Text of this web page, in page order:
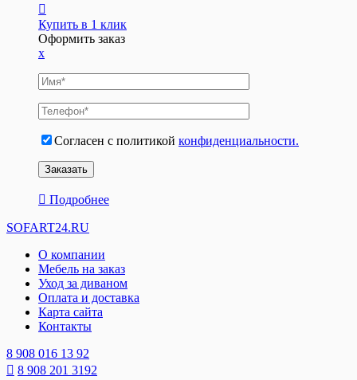
Купить в 1 клик
Оформить заказ
x
Согласен с политикой конфиденциальности.
Подробнее
SOFART24.RU
О компании
Мебель на заказ
Уход за диваном
Оплата и доставка
Карта сайта
Контакты
8 908 016 13 92
8 908 201 3192